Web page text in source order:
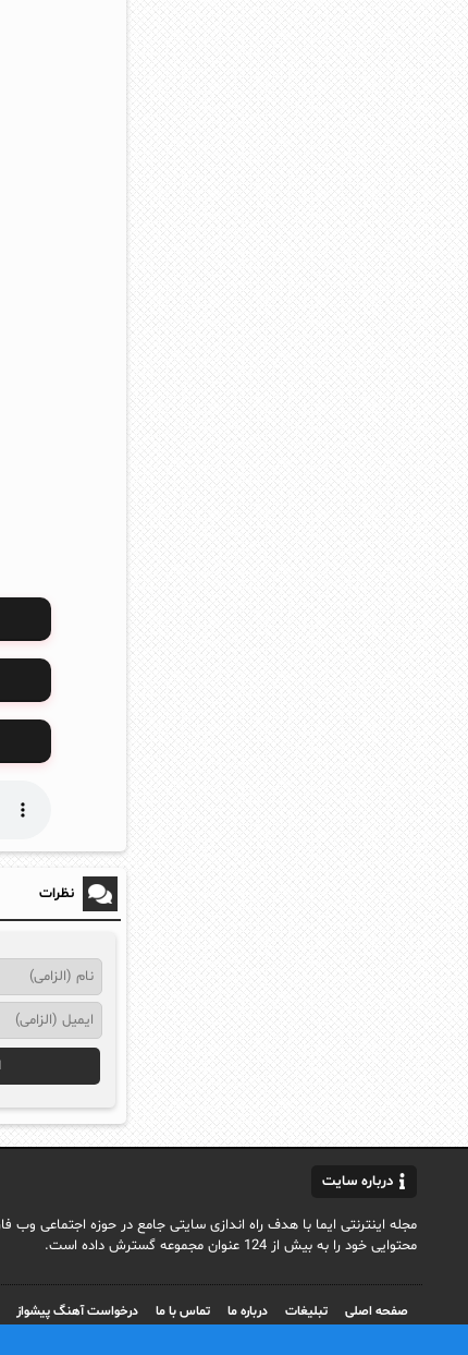
نظرات
درباره سایت
محتوایی خود را به بیش از 124 عنوان مجموعه گسترش داده است.
صفحه اصلی تبلیغات درباره ما تماس با ما درخواست آهنگ پیشواز